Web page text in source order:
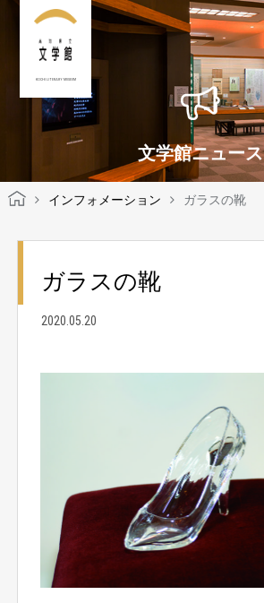
KOCHI LITERARY MUSEUM
文学館ニュース
インフォメーション ガラスの靴
ガラスの靴
2020.05.20